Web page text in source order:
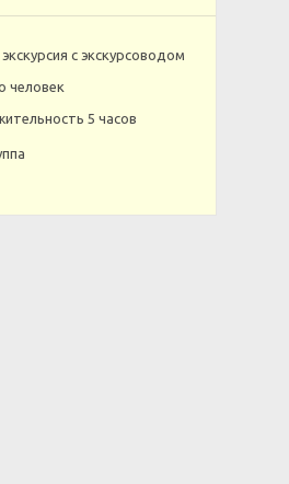
с экскурсоводом
человек
5 часов